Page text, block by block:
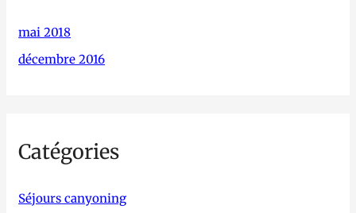
mai 2018
décembre 2016
Catégories
Séjours canyoning